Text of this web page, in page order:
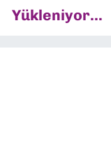
Yükleniyor...